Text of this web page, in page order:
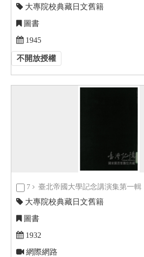
大專院校典藏日文舊籍
圖書
1945
不開放授權
7 臺北帝國大學記念講演集第一輯
大專院校典藏日文舊籍
圖書
1932
網際網路